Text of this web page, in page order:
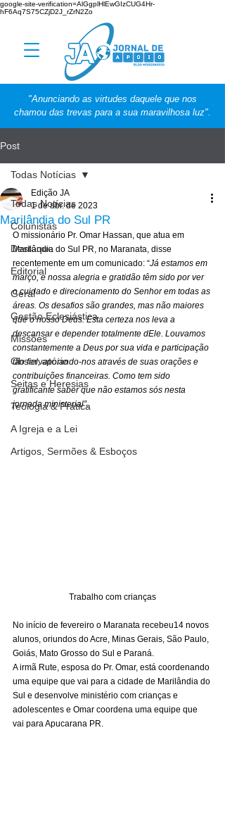
google-site-verification=AlGgplHlEwGIzCUG4Hr-
hF6Aq7S75CZjD2J_rZrN2Zo
"Anunciando as virtudes daquele que nos
chamou das trevas para a sua maravilhosa luz".
Post
Todas Notícias
Colunistas
Destaque
Editorial
Geral
Gestão Eclesiástica
Missões
Observatório
Seitas e Heresias
Teologia & Prática
A Igreja e a Lei
Artigos, Sermões & Esboços
Todas Notícias
Marilândia do Sul PR
Edição JA
1 de abr. de 2023
O missionário Pr. Omar Hassan, que atua em
Marilândia do Sul PR, no Maranata, disse
recentemente em um comunicado: “Já estamos em
março, e nossa alegria e gratidão têm sido por ver
o cuidado e direcionamento do Senhor em todas as
áreas. Os desafios são grandes, mas não maiores
que o nosso Deus. Esta certeza nos leva a
descansar e depender totalmente dEle. Louvamos
constantemente a Deus por sua vida e participação
tão fiel, apoiando-nos através de suas orações e
contribuições financeiras. Como tem sido
gratificante saber que não estamos sós nesta
jornada ministerial”.
Trabalho com crianças
No início de fevereiro o Maranata recebeu14 novos
alunos, oriundos do Acre, Minas Gerais, São Paulo,
Goiás, Mato Grosso do Sul e Paraná.
A irmã Rute, esposa do Pr. Omar, está coordenando
uma equipe que vai para a cidade de Marilândia do
Sul e desenvolve ministério com crianças e
adolescentes e Omar coordena uma equipe que
vai para Apucarana PR.